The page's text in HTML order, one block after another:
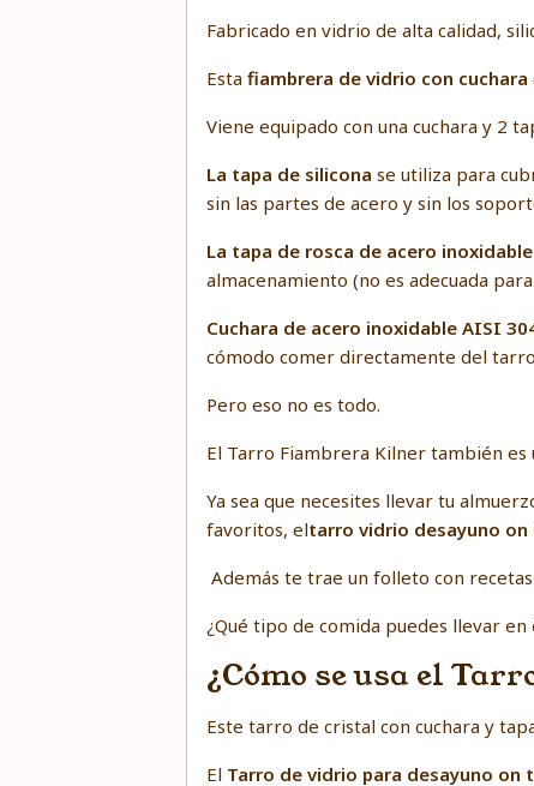
Fabricado en vidrio de alta calidad,
Estafiambrera de vidrio con cuchara
Viene equipado con una cuchara y 2
La tapa de silicona se utiliza para
sin las partes de acero y sin los
La tapa de rosca de acero
almacenamiento (no es adecuada
Cuchara de acero inoxidable AISI
cómodo comer directamente del
Pero eso no es todo.
El Tarro Fiambrera Kilner también es
Ya sea que necesites llevar tu
favoritos, eltarro vidrio desayuno
Además te trae un folleto con
¿Qué tipo de comida puedes llevar
¿Cómo se usa el
Este tarro de cristal con cuchara y
El Tarro de vidrio para desayuno on